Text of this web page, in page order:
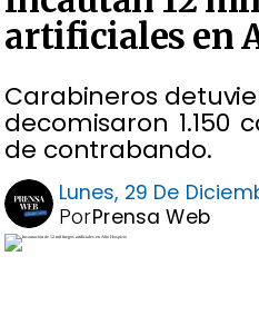
artificiales en
Carabineros
decomisaron 1.150
de contrabando.
Lunes, 29 De
Prensa Web
Por